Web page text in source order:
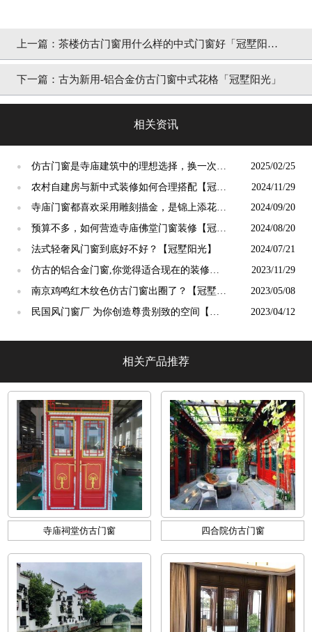
上一篇： 茶楼仿古门窗用什么样的中式门窗好「冠墅阳
光」
下一篇： 古为新用-铝合金仿古门窗中式花格「冠墅阳光」
相关资讯
●
仿古门窗是寺庙建筑中的理想选择，换一次用
终生【冠墅阳光】
2025/02/25
●
农村自建房与新中式装修如何合理搭配【冠墅
阳光】
2024/11/29
●
寺庙门窗都喜欢采用雕刻描金，是锦上添花
吗？【冠墅阳光】
2024/09/20
●
预算不多，如何营造寺庙佛堂门窗装修【冠墅
阳光】
2024/08/20
● 法式轻奢风门窗到底好不好？【冠墅阳光】 2024/07/21
●
仿古的铝合金门窗,你觉得适合现在的装修吗?
【冠墅阳光】
2023/11/29
●
南京鸡鸣红木纹色仿古门窗出圈了？【冠墅阳
光】
2023/05/08
●
民国风门窗厂 为你创造尊贵别致的空间【冠
2023/04/12
相关产品推荐
寺庙祠堂仿古门窗 四合院仿古门窗